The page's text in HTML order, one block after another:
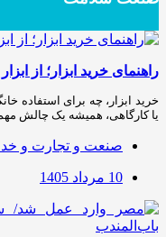
راهنمای خرید ابزار؛ از
خرید ابزار، چه برای استفاده
یا کارگاهی، همیشه یک چالش
صنعت و تجارت و
10 مرداد 1405